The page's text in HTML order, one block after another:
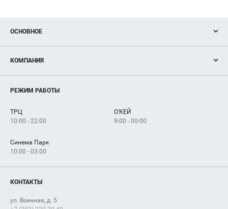
ОСНОВНОЕ
Новости
Магазины
Услуги
КОМПАНИЯ
Рекламодателям
Как добраться
РЕЖИМ РАБОТЫ
ТРЦ
10:00 - 22:00
О'КЕЙ
9:00 - 00:00
Синема Парк
10:00 - 03:00
КОНТАКТЫ
ул. Военная, д. 5